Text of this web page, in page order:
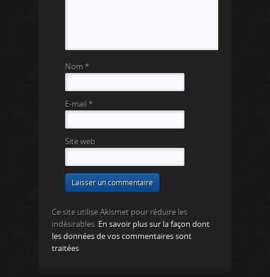
Nom *
E-mail *
Site web
Ce site utilise Akismet pour réduire les
indésirables. En savoir plus sur la façon dont
les données de vos commentaires sont
traitées.